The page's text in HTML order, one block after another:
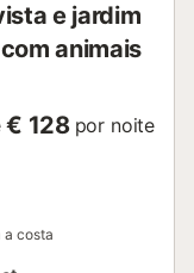
e jardim
animais
€ 128 por noite
a costa